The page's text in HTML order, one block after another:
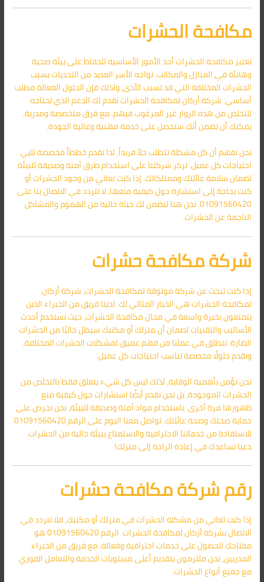
مكافحة الحشرات
تعتبر مكافحة الحشرات أحد الأمور الأساسية للحفاظ على بيئة صحية
وهانئة في المنازل والمكاتب. تواجه الأسر العديد من التحديات بسبب
الحشرات المختلفة التي قد تسبب الأذى، ولذلك فإن الحلول الفعالة مطلب
أساسي. شركة أركان لمكافحة الحشرات تقدم لك الدعم الذي تحتاجه
للتخلص من هذه الزوار غير المرغوب فيهم. مع فرق متخصصة ومدربة،
يمكنك أن تضمن أنك ستحصل على خدمة مهنية وعالية الجودة.
نحن نفهم أن كل مشكلة تتطلب حلاً فريداً، لذا نقدم خططاً مخصصة تلبي
احتياجات كل عميل. تركز شركتنا على استخدام طرق آمنة وصديقة للبيئة
لضمان سلامة عائلتك وممتلكاتك. إذا كنت تعاني من وجود الحشرات أو
كنت بحاجة إلى استشارة حول كيفية منعها، لا تتردد في الاتصال بنا على
01091560420. نحن هنا لنضمن لك حياة خالية من الهموم والمشاكل
الناجمة عن الحشرات.
شركة مكافحة حشرات
إذا كنت تبحث عن شركة موثوقة لمكافحة الحشرات، شركة أركان
لمكافحة الحشرات هي الخيار المثالي لك. لدينا فريق من الخبراء الذين
يتمتعون بخبرة واسعة في مجال مكافحة الحشرات، حيث نستخدم أحدث
الأساليب والتقنيات لضمان أن منزلك أو مكتبك سيظل خاليًا من الحشرات
الضارة. ننطلق في عملنا من فهم عميق لمشكلات الحشرات المختلفة،
ونقدم حلولًا مخصصة تناسب احتياجات كل عميل.
نحن نؤمن بأهمية الوقاية، لذلك ليس كل شيء يتعلق فقط بالتخلص من
الحشرات الموجودة، بل نحن نقدم أيضًا استشارات حول كيفية منع
ظهورها مرة أخرى. باستخدام مواد آمنة وصديقة للبيئة، نحن نحرص على
حماية صحتك وصحة عائلتك. تواصل معنا اليوم على الرقم 01091560420
للاستفادة من خدماتنا الاحترافية والاستمتاع ببيئة خالية من الحشرات.
دعنا نساعدك في إعادة الراحة إلى منزلك!
رقم شركة مكافحة حشرات
إذا كنت تعاني من مشكلة الحشرات في منزلك أو مكتبك، فلا تتردد في
الاتصال بشركة أركان لمكافحة الحشرات. الرقم 01091560420 هو
مفتاحك للحصول على خدمات احترافية وفعالة. مع فريق من الخبراء
المدربين، نحن ملتزمون بتقديم أعلى مستويات الخدمة والتعامل الفوري
مع جميع أنواع الحشرات.